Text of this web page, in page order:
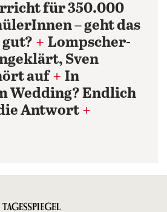
für 350.000
– geht das
+ Lompscher-
Sven
auf + In
Wedding? Endlich
Antwort +